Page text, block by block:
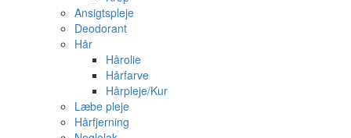
Ansigtspleje
Deodorant
Hår
Hårolie
Hårfarve
Hårpleje/Kur
Læbe pleje
Hårfjerning